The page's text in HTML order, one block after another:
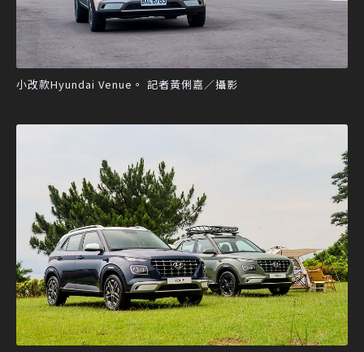
小改款Hyundai Venue。 記者黃俐嘉／攝影